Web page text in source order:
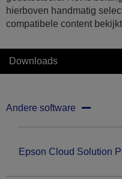
hierboven handmatig
compatibele content
Downloads
Andere software
Epson Cloud Solution